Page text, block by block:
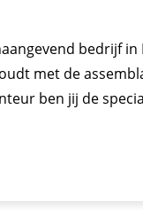
bedrijf in
met de
ben jij de